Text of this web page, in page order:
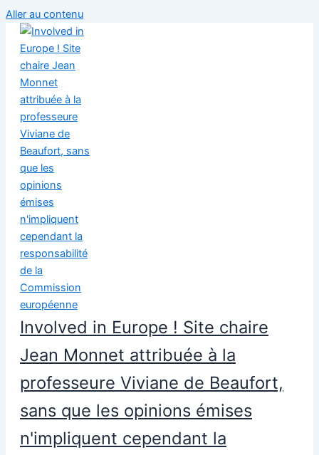
Aller au contenu
Involved in Europe ! Site chaire
Jean Monnet attribuée à la
professeure Viviane de Beaufort,
sans que les opinions émises
n'impliquent cependant la